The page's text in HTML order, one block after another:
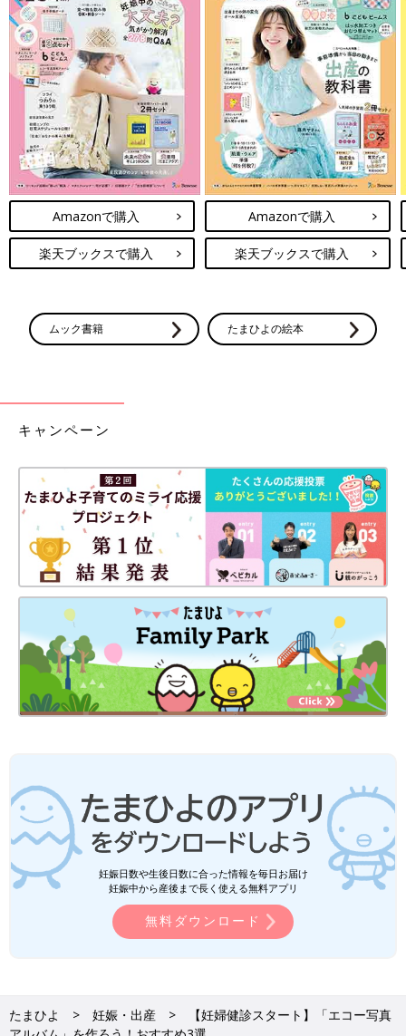
Amazonで購入
楽天ブックスで購入
Amazonで購入
楽天ブックスで購入
ムック書籍 たまひよの絵本
キャンペーン
妊娠日数や生後日数に合った情報を毎日お届け
妊娠中から産後まで長く使える無料アプリ
無料ダウンロード
たまひよ 妊娠・出産
【妊婦健診スタート】「エコー写真